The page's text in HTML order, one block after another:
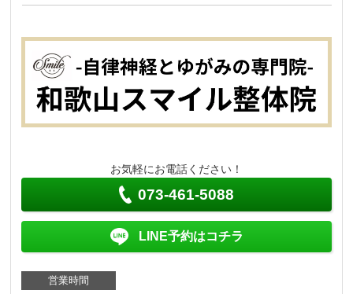
お気軽にお電話ください！
073-461-5088
LINE予約はコチラ
営業時間